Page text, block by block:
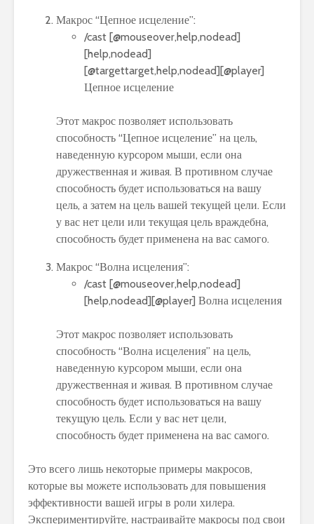
Макрос “Цепное исцеление”:
/cast [@mouseover,help,nodead]
[help,nodead]
[@targettarget,help,nodead][@player]
Цепное исцеление
Этот макрос позволяет использовать
способность “Цепное исцеление” на цель,
наведенную курсором мыши, если она
дружественная и живая. В противном случае
способность будет использоваться на вашу
цель, а затем на цель вашей текущей цели. Если
у вас нет цели или текущая цель враждебна,
способность будет применена на вас самого.
Макрос “Волна исцеления”:
/cast [@mouseover,help,nodead]
[help,nodead][@player] Волна исцеления
Этот макрос позволяет использовать
способность “Волна исцеления” на цель,
наведенную курсором мыши, если она
дружественная и живая. В противном случае
способность будет использоваться на вашу
текущую цель. Если у вас нет цели,
способность будет применена на вас самого.
Это всего лишь некоторые примеры макросов,
которые вы можете использовать для повышения
эффективности вашей игры в роли хилера.
Экспериментируйте, настраивайте макросы под свои